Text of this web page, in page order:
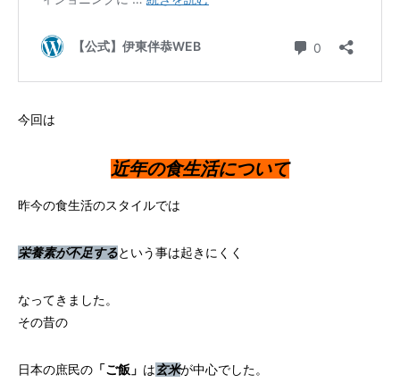
今回は
近年の食生活について
昨今の食生活のスタイルでは
栄養素が不足するという事は起きにくく
なってきました。
その昔の
日本の庶民の 「ご飯」 は玄米が中心でした。